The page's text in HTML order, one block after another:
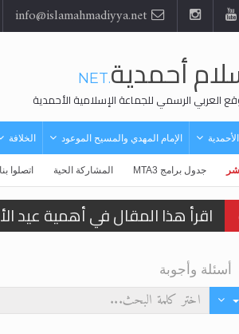
أحمدية.NET
العربي الرسمي للجماعة الإسلامية الأحمدية
الإمام المهدي والمسيح الموعود الخلافة
جدول برامج MTA3 المشاركة الحية اتصلوا بنا
اقرأ هذا المقال في أهمية عيد
الحجّ.. دلالات، حِكم، وأهداف >>
تعميم هامّ لأفراد الجماعة >>
أسئلة وأجوبة